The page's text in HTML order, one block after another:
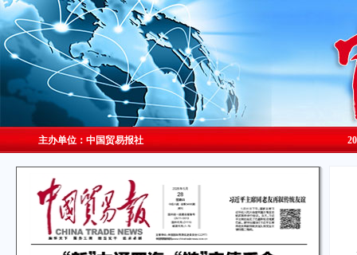
主办单位：中国贸易报社